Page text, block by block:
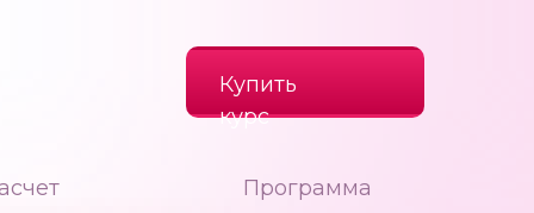
Программа
Купить
курс